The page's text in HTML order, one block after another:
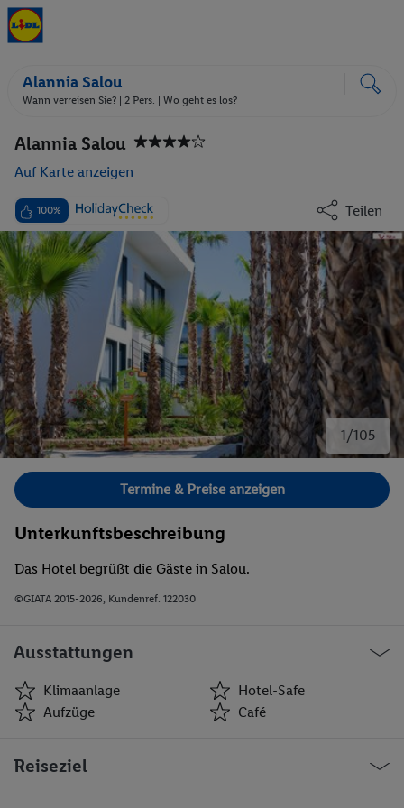
Alannia Salou
Wann verreisen Sie? | 2 Pers. | Wo geht es los?
Alannia Salou
Auf Karte anzeigen
100% Teilen
1/105
Bild 1 von 105.
Termine & Preise anzeigen
Unterkunftsbeschreibung
Das Hotel begrüßt die Gäste in Salou.
©GIATA 2015-2026, Kundenref. 122030
Ausstattungen
Klimaanlage
Hotel-Safe
Aufzüge
Café
Aufzüge
Reiseziel